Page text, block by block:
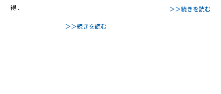
得...
＞＞続きを読む
＞＞続きを読む